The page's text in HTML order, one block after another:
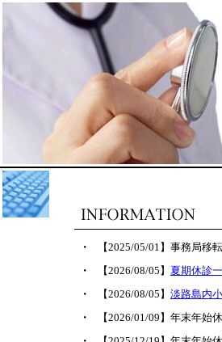
・ 【2025/05/01】事務局移
・ 【2026/08/05】 夏期休診
・ 【2026/08/05】 淡路島内
・ 【2026/01/09】年末年始